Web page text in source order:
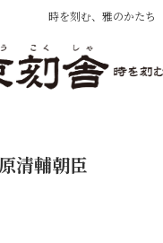
時を刻む、雅のかたち
清輔朝臣